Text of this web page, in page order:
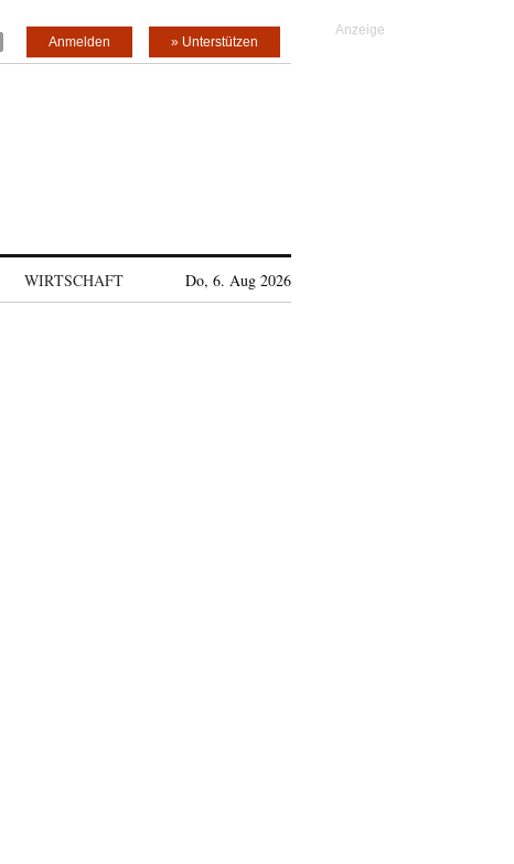
» Unterstützen
Anmelden
WIRTSCHAFT Do, 6. Aug 2026